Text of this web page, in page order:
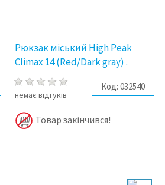
Рюкзак міський High Peak
Climax 14 (Red/Dark gray) .
немає відгуків
Код: 032540
Товар закінчився!